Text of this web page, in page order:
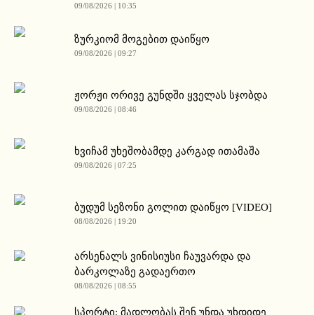
09/08/2026 | 10:35
ზურკიომ მოგებით დაიწყო
09/08/2026 | 09:27
ჟორჟი ორივე გუნდში ყველას სჯობდა
09/08/2026 | 08:46
ხვიჩამ უხეშობამდე კარგად ითამაშა
09/08/2026 | 07:25
ბუდუმ სეზონი გოლით დაიწყო [VIDEO]
08/08/2026 | 19:20
არსენალს ვინისიუსი ჩაუვარდა და
ბარკოლაზე გადაერთო
08/08/2026 | 08:55
სპორტი: მადლობას შენ უნდა უხდიდე